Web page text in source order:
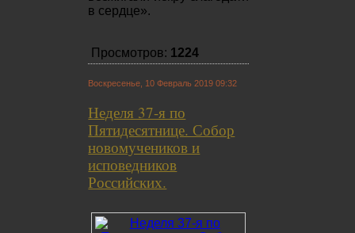
в сердце».
Просмотров: 1224
Воскресенье, 10 Февраль 2019 09:32
Неделя 37-я по
Пятидесятнице. Собор
новомучеников и
исповедников
Российских.